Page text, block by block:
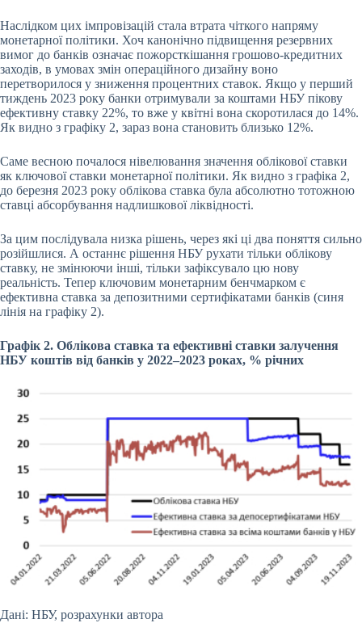
Наслідком цих імпровізацій стала втрата чіткого напряму
монетарної політики. Хоч канонічно підвищення резервних
вимог до банків означає пожорсткішання грошово-кредитних
заходів, в умовах змін операційного дизайну воно
перетворилося у зниження процентних ставок. Якщо у перший
тиждень 2023 року банки отримували за коштами НБУ пікову
ефективну ставку 22%, то вже у квітні вона скоротилася до 14%.
Як видно з графіку 2, зараз вона становить близько 12%.
Саме весною почалося нівелювання значення облікової ставки
як ключової ставки монетарної політики. Як видно з графіка 2,
до березня 2023 року облікова ставка була абсолютно тотожною
ставці абсорбування надлишкової ліквідності.
За цим послідувала низка рішень, через які ці два поняття сильно
розійшлися. А останнє рішення НБУ рухати тільки облікову
ставку, не змінюючи інші, тільки зафіксувало цю нову
реальність. Тепер ключовим монетарним бенчмарком є
ефективна ставка за депозитними сертифікатами банків (синя
лінія на графіку 2).
Графік 2. Облікова ставка та ефективні ставки залучення
НБУ коштів від банків у 2022–2023 роках, % річних
Дані: НБУ, розрахунки автора